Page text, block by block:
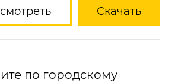
Скачать
по городскому